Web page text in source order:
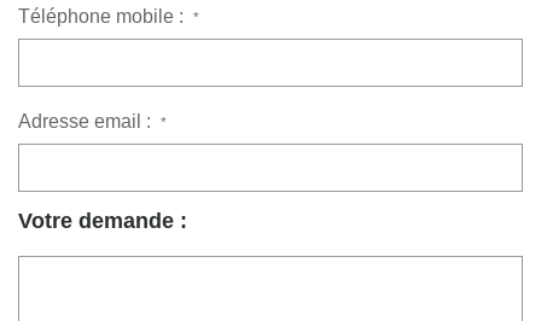
Téléphone mobile : *
Adresse email : *
Votre demande :